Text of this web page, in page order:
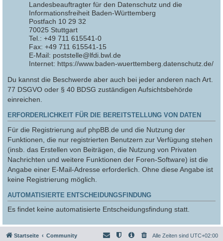
Landesbeauftragter für den Datenschutz und die
Informationsfreiheit Baden-Württemberg
Postfach 10 29 32
70025 Stuttgart
Tel.: +49 711 615541-0
Fax: +49 711 615541-15
E-Mail: poststelle@lfdi.bwl.de
Internet: https://www.baden-wuerttemberg.datenschutz.de/
Du kannst die Beschwerde aber auch bei jeder anderen nach Art.
77 DSGVO oder § 40 BDSG zuständigen Aufsichtsbehörde
einreichen.
ERFORDERLICHKEIT FÜR DIE BEREITSTELLUNG VON DATEN
Für die Registrierung auf phpBB.de und die Nutzung der
Funktionen, die nur registrierten Benutzern zur Verfügung stehen
(insb. das Erstellen von Beiträgen, die Nutzung von Privaten
Nachrichten und weitere Funktionen der Foren-Software) ist die
Angabe einer E-Mail-Adresse erforderlich. Ohne diese Angabe ist
keine Registrierung möglich.
AUTOMATISIERTE ENTSCHEIDUNGSFINDUNG
Es findet keine automatisierte Entscheidungsfindung statt.
Startseite Community Alle Zeiten sind UTC+02:00